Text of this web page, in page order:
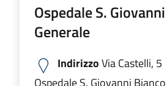
Ospedale S.
Generale
IndirizzoVia Castelli, 5
Ospedale S. Giovanni